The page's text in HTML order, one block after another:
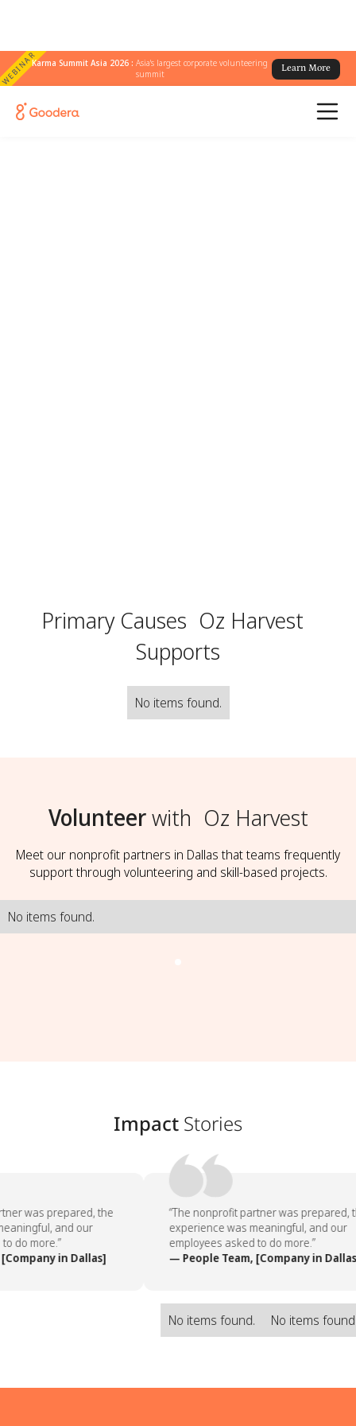
WEBINARKarma Summit Asia 2026 :Asia's largest corporate volunteering
summit
Learn More
Primary Causes Oz Harvest
Supports
No items found.
Volunteerwith Oz Harvest
Meet our nonprofit partners in Dallas that teams frequently
support through volunteering and skill-based projects.
No items found.
Impact Stories
was prepared, the
and our
do more.”
in Dallas]
“The nonprofit partner was prepared,
experience was meaningful, and our
employees asked to do more.”
— People Team, [Company in Dallas]
No items found. No items